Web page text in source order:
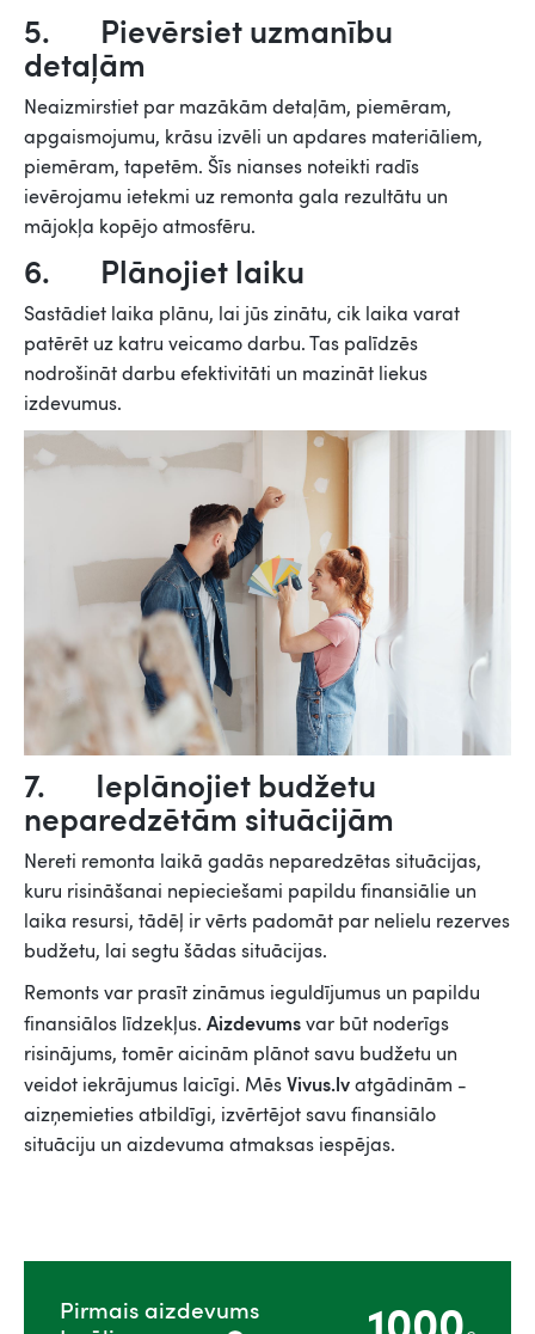
5. Pievērsiet uzmanību
detaļām
Neaizmirstiet par mazākām detaļām, piemēram,
apgaismojumu, krāsu izvēli un apdares materiāliem,
piemēram, tapetēm. Šīs nianses noteikti radīs
ievērojamu ietekmi uz remonta gala rezultātu un
mājokļa kopējo atmosfēru.
6. Plānojiet laiku
Sastādiet laika plānu, lai jūs zinātu, cik laika varat
patērēt uz katru veicamo darbu. Tas palīdzēs
nodrošināt darbu efektivitāti un mazināt liekus
izdevumus.
7. Ieplānojiet budžetu
neparedzētām situācijām
Nereti remonta laikā gadās neparedzētas situācijas,
kuru risināšanai nepieciešami papildu finansiālie un
laika resursi, tādēļ ir vērts padomāt par nelielu rezerves
budžetu, lai segtu šādas situācijas.
Remonts var prasīt zināmus ieguldījumus un papildu
finansiālos līdzekļus. Aizdevumsvar būt noderīgs
risinājums, tomēr aicinām plānot savu budžetu un
veidot iekrājumus laicīgi. MēsVivus.lvatgādinām -
aizņemieties atbildīgi, izvērtējot savu finansiālo
situāciju un aizdevuma atmaksas iespējas.
Pirmais aizdevums